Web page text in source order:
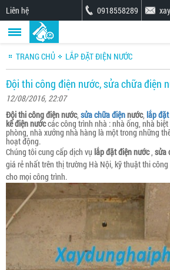
Liên hệ 0918558289
TRANG CHỦ LẮP ĐẶT ĐIỆN NƯỚC
Đội thi công điện nước, sửa chữa điện
12/08/2016, 22:07
Đội thi công điện nước, sửa chữa điệnnước, lắp
kế điện nướccác công trình nhà : nhà ống, nhà
phòng, nhà xưởng nhà hàng là một trong những
hoạt động.
Chúng tôi cung cấp dịch vụ lắp đặt điện nước, sửa
giá rẻ nhất trên thị trường Hà Nội, kỹ thuật thi
cho mọi công trình.